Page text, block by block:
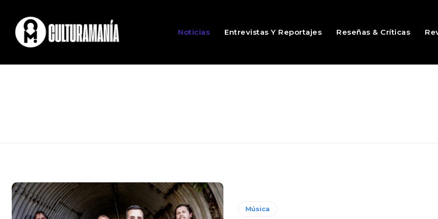
Noticias Entrevistas Y Reportajes Reseñas & Críticas
Música